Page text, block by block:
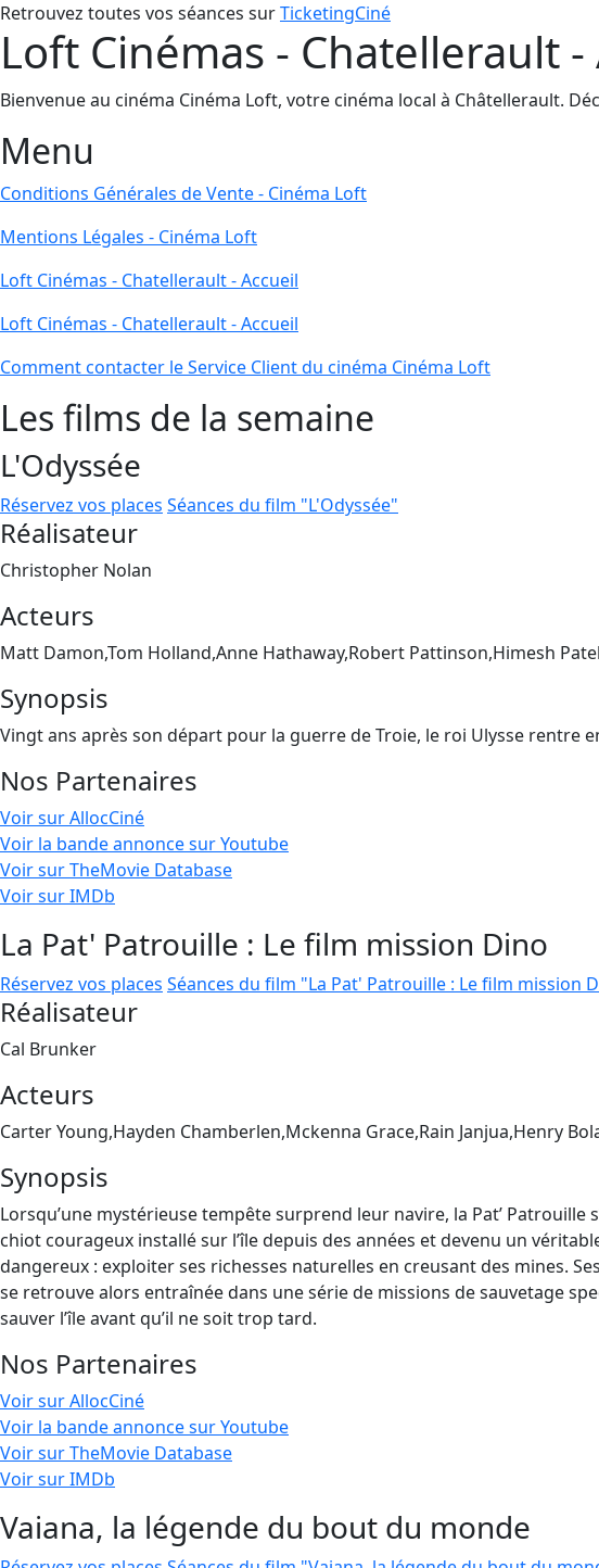
Retrouvez toutes vos séances surTicketingCiné
Loft Cinémas - Chatellerault -
Bienvenue au cinéma Cinéma Loft, votre cinéma local à Châtellerault.
Menu
Conditions Générales de Vente - Cinéma Loft
Mentions Légales - Cinéma Loft
Loft Cinémas - Chatellerault - Accueil
Loft Cinémas - Chatellerault - Accueil
Comment contacter le Service Client du cinéma Cinéma Loft
Les films de la semaine
L'Odyssée
Réservez vos places Séances du film "L'Odyssée"
Réalisateur
Christopher Nolan
Acteurs
Matt Damon,Tom Holland,Anne Hathaway,Robert Pattinson,Himesh Patel
Synopsis
Vingt ans après son départ pour la guerre de Troie, le roi Ulysse rentre
Nos Partenaires
Voir sur AllocCiné
Voir la bande annonce sur Youtube
Voir sur TheMovie Database
Voir sur IMDb
La Pat' Patrouille : Le film mission Dino
Réservez vos places Séances du film "La Pat' Patrouille : Le film mission
Réalisateur
Cal Brunker
Acteurs
Carter Young,Hayden Chamberlen,Mckenna Grace,Rain Janjua,Henry
Synopsis
Lorsqu’une mystérieuse tempête surprend leur navire, la Pat’
chiot courageux installé sur l’île depuis des années et devenu un
dangereux : exploiter ses richesses naturelles en creusant des mines.
se retrouve alors entraînée dans une série de missions de sauvetage
sauver l’île avant qu’il ne soit trop tard.
Nos Partenaires
Voir sur AllocCiné
Voir la bande annonce sur Youtube
Voir sur TheMovie Database
Voir sur IMDb
Vaiana, la légende du bout du monde